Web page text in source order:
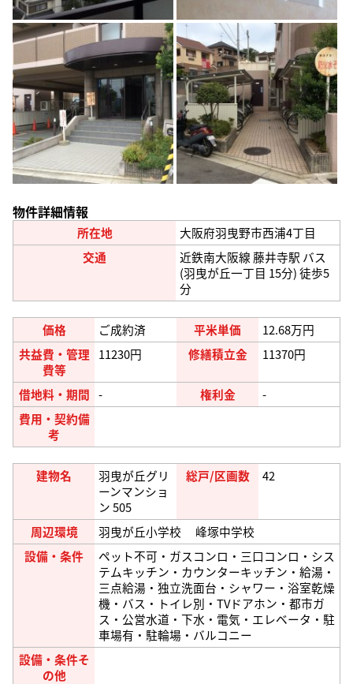
物件詳細情報
所在地
大阪府羽曳野市西浦4丁目
交通
近鉄南大阪線 藤井寺駅 バス
(羽曳が丘一丁目 15分) 徒歩5
分
価格 ご成約済 平米単価
12.68万円
共益費・管理
費等
11230円 修繕積立金 11370円
借地料・期間 - 権利金
-
費用・契約備
考
建物名
羽曳が丘グリ
ーンマンショ
ン 505
総戸/区画数 42
周辺環境
羽曳が丘小学校 峰塚中学校
設備・条件
ペット不可・ガスコンロ・三口コンロ・シス
テムキッチン・カウンターキッチン・給湯・
三点給湯・独立洗面台・シャワー・浴室乾燥
機・バス・トイレ別・TVドアホン・都市ガ
ス・公営水道・下水・電気・エレベータ・駐
車場有・駐輪場・バルコニー
設備・条件そ
の他